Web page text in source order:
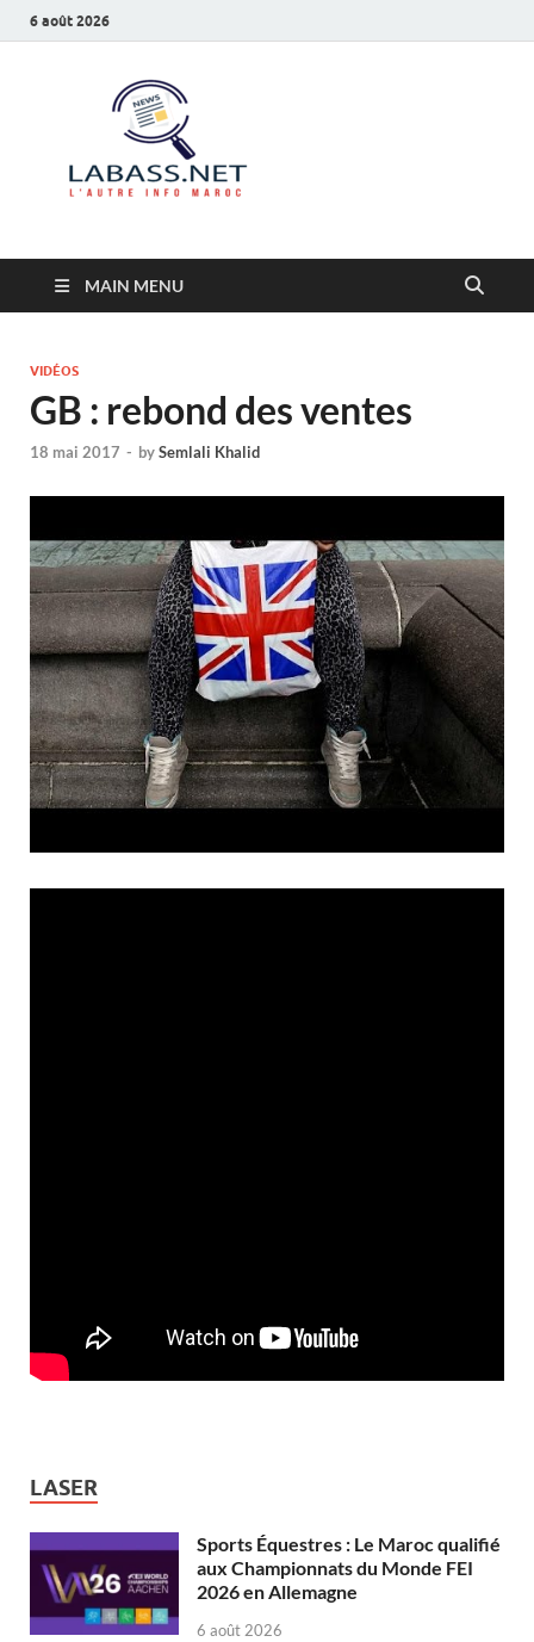
6 août 2026
MAIN MENU
VIDÉOS
GB : rebond des ventes
18 mai 2017 - bySemlali Khalid
LASER
Sports Équestres : Le Maroc qualifié
aux Championnats du Monde FEI
2026 en Allemagne
6 août 2026